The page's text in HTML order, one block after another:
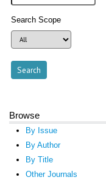
Search Scope
Browse
By Issue
By Author
By Title
Other Journals